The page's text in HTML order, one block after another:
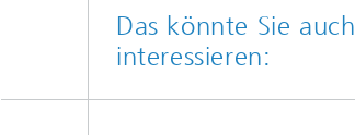
Das könnte Sie auch
interessieren: